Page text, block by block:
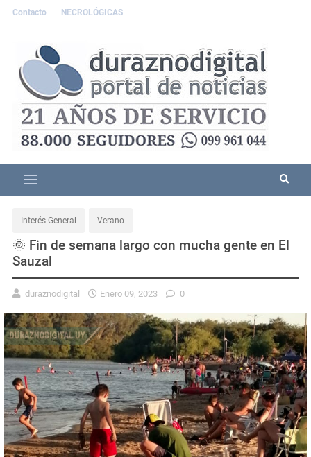
Contacto NECROLÓGICAS
Interés General Verano
🌞 Fin de semana largo con mucha gente en El
Sauzal
duraznodigital Enero 09, 2023 0